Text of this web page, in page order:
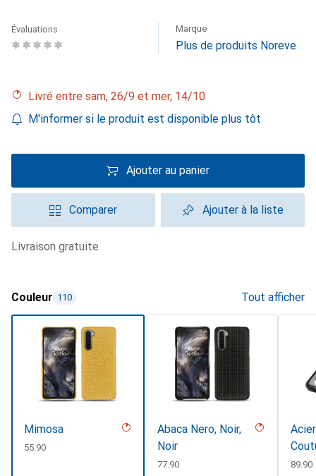
Évaluations Marque
Plus de produits Noreve
Livré entre sam, 26/9 et mer, 14/10
M'informer si le produit est disponible plus tôt
Ajouter au panier
Comparer Ajouter à la liste
livraison gratuite
Couleur 110 Tout afficher
Mimosa
CHF
55.90
Abaca Nero, Noir,
Noir
CHF
77.90 CHF
89.90